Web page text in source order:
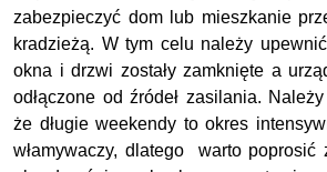
zabezpieczyć dom lub mieszkanie
kradzieżą. W tym celu należy
okna i drzwi zostały zamknięte a
odłączone od źródeł zasilania.
że długie weekendy to okres
włamywaczy, dlatego warto poprosić